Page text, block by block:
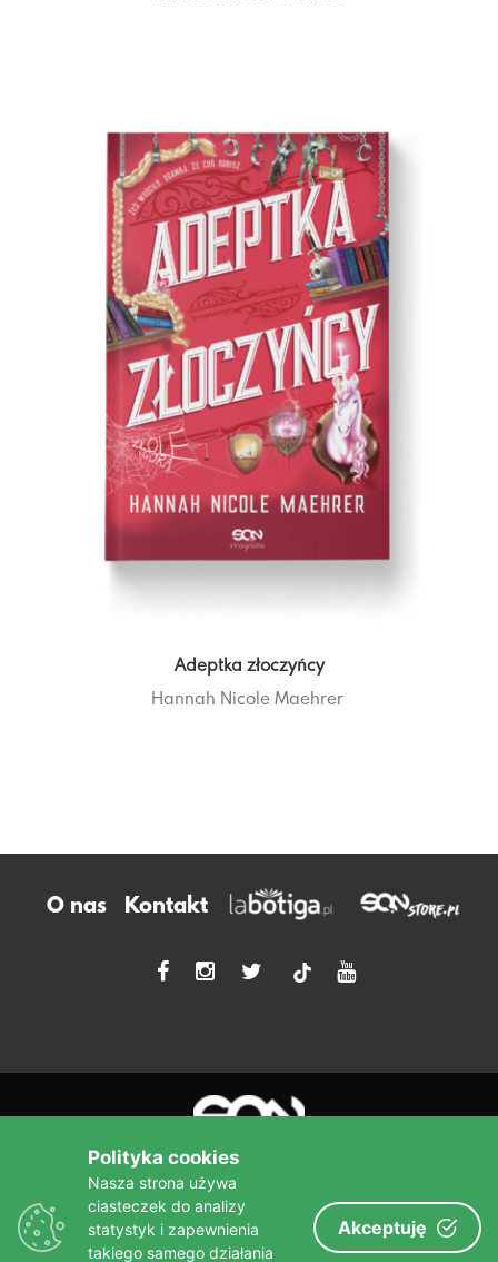
Adeptka złoczyńcy
Hannah Nicole Maehrer
O nas Kontakt
tiktok
Więcej niż książka!
Polityka cookies
Nasza strona używa
ciasteczek do analizy
statystyk i zapewnienia
takiego samego działania
Akceptuję